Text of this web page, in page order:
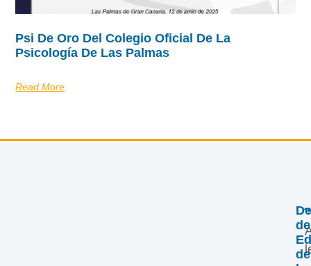
Psi De Oro Del Colegio Oficial De La
Psicología De Las Palmas
Read More
de
de